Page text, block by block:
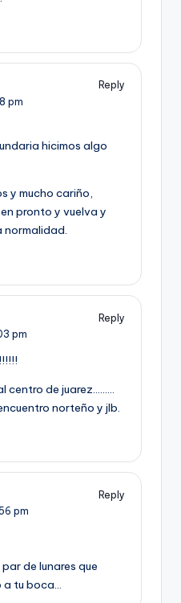
Reply
pm
hicimos algo
y mucho cariño,
pronto y vuelva y
normalidad.
Reply
pm
centro de juarez………
norteño y jlb.
Reply
pm
de lunares que
a tu boca…